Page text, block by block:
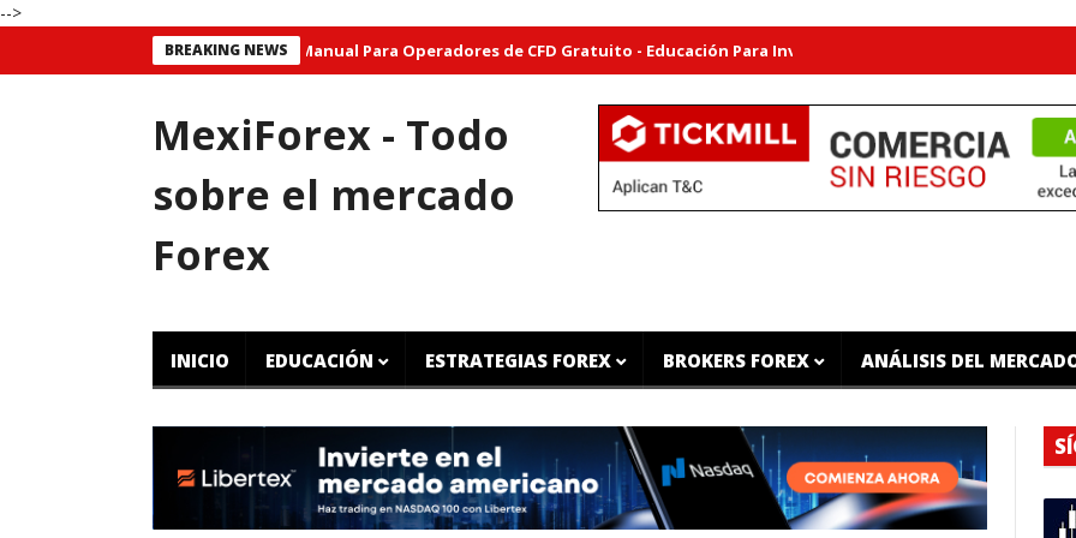
-->
BREAKING NEWSManual Para Operadores de CFD Gratuito - Educación Para Inversores Plan de Trading Gratuito -
MexiForex - Todo
sobre el mercado
Forex
INICIO EDUCACIÓN ESTRATEGIAS FOREX BROKERS FOREX ANÁLISIS DEL